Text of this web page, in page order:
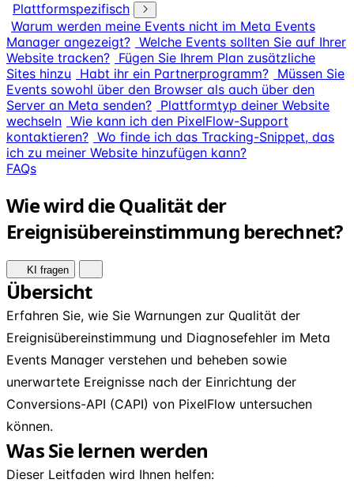
Plattformspezifisch
Warum werden meine Events nicht im Meta Events
Manager angezeigt? Welche Events sollten Sie auf Ihrer
Website tracken? Fügen Sie Ihrem Plan zusätzliche
Sites hinzu
Habt ihr ein Partnerprogramm? Müssen Sie
Events sowohl über den Browser als auch über den
Server an Meta senden? Plattformtyp deiner Website
wechseln Wie kann ich den PixelFlow-Support
kontaktieren? Wo finde ich das Tracking-Snippet, das
ich zu meiner Website hinzufügen kann?
FAQs
Wie wird die Qualität der
Ereignisübereinstimmung berechnet?
KI fragen
Übersicht
Erfahren Sie, wie Sie Warnungen zur Qualität der
Ereignisübereinstimmung und Diagnosefehler im Meta
Events Manager verstehen und beheben sowie
unerwartete Ereignisse nach der Einrichtung der
Conversions-API (CAPI) von PixelFlow untersuchen
können.
Was Sie lernen werden
Dieser Leitfaden wird Ihnen helfen: